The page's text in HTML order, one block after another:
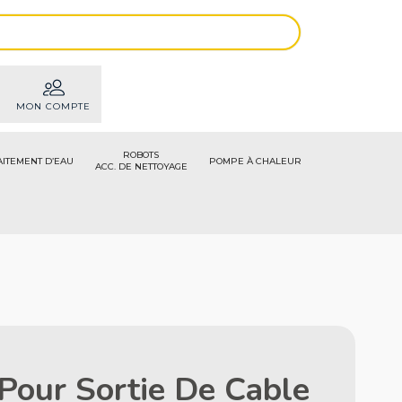
MON COMPTE
D’EAU
ROBOTS
ACC. DE NETTOYAGE
POMPE À CHALEUR
Sortie De Cable